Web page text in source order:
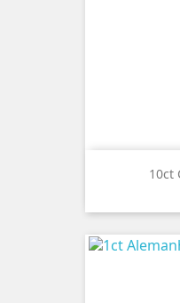
10ct